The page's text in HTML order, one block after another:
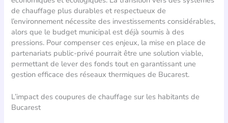
de chauffage plus durables et respectueux de
l’environnement nécessite des investissements considérables,
alors que le budget municipal est déjà soumis à des
pressions. Pour compenser ces enjeux, la mise en place de
partenariats public-privé pourrait être une solution viable,
permettant de lever des fonds tout en garantissant une
gestion efficace des réseaux thermiques de Bucarest.
L’impact des coupures de chauffage sur les habitants de
Bucarest